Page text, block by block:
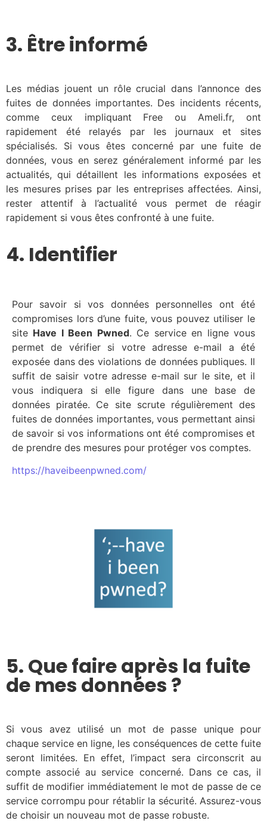
3. Être informé
Les médias jouent un rôle crucial dans l’annonce des
fuites de données importantes. Des incidents récents,
comme ceux impliquant Free ou Ameli.fr, ont
rapidement été relayés par les journaux et sites
spécialisés. Si vous êtes concerné par une fuite de
données, vous en serez généralement informé par les
actualités, qui détaillent les informations exposées et
les mesures prises par les entreprises affectées. Ainsi,
rester attentif à l’actualité vous permet de réagir
rapidement si vous êtes confronté à une fuite.
4. Identifier
Pour savoir si vos données personnelles ont été
compromises lors d’une fuite, vous pouvez utiliser le
site Have I Been Pwned. Ce service en ligne vous
permet de vérifier si votre adresse e-mail a été
exposée dans des violations de données publiques. Il
suffit de saisir votre adresse e-mail sur le site, et il
vous indiquera si elle figure dans une base de
données piratée. Ce site scrute régulièrement des
fuites de données importantes, vous permettant ainsi
de savoir si vos informations ont été compromises et
de prendre des mesures pour protéger vos comptes.
https://haveibeenpwned.com/
5. Que faire après la fuite
de mes données ?
Si vous avez utilisé un mot de passe unique pour
chaque service en ligne, les conséquences de cette fuite
seront limitées. En effet, l’impact sera circonscrit au
compte associé au service concerné. Dans ce cas, il
suffit de modifier immédiatement le mot de passe de ce
service corrompu pour rétablir la sécurité. Assurez-vous
de choisir un nouveau mot de passe robuste.